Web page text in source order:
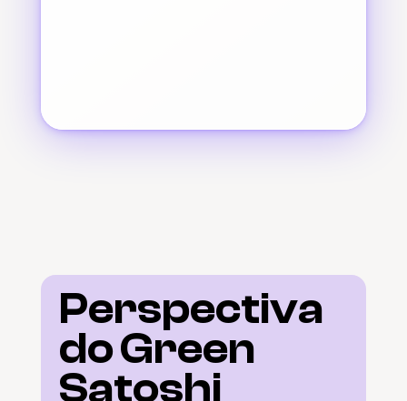
Perspectiva
do Green
Satoshi